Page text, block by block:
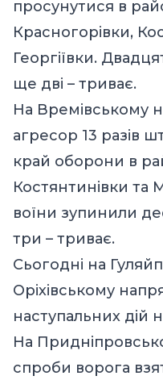
просунутися в
Красногорівки,
Георгіївки.
ще дві – триває.
На Времівському
агресор 13 разів
край оборони в
Костянтинівки та
воїни зупинили
три – триває.
Сьогодні на
Оріхівському
наступальних дій
На
спроби ворога